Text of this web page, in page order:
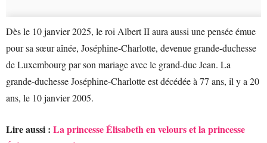
Dès le 10 janvier 2025, le roi Albert II aura aussi une pensée émue
pour sa sœur aînée, Joséphine-Charlotte, devenue grande-duchesse
de Luxembourg par son mariage avec le grand-duc Jean. La
grande-duchesse Joséphine-Charlotte est décédée à 77 ans, il y a 20
ans, le 10 janvier 2005.
Lire aussi : La princesse Élisabeth en velours et la princesse